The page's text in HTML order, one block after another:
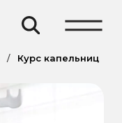
/
Курс капельниц